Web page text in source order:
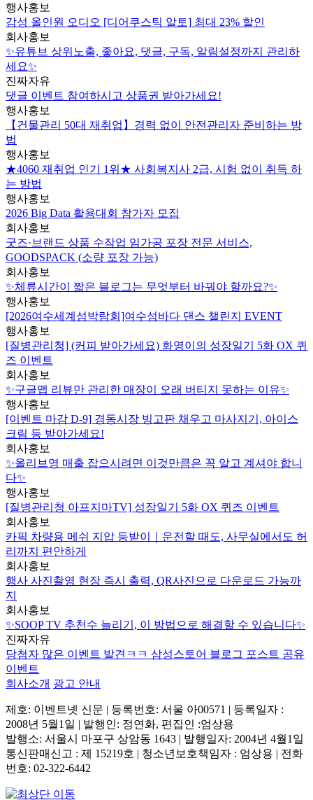
행사홍보
감성 올인원 오디오 [디어쿠스틱 알토] 최대 23% 할인
회사홍보
✨유튜브 상위노출, 좋아요, 댓글, 구독, 알림설정까지 관리하
세요✨
진짜자유
댓글 이벤트 참여하시고 상품권 받아가세요!
행사홍보
【건물관리 50대 재취업】경력 없이 안전관리자 준비하는 방
법
행사홍보
★4060 재취업 인기 1위★ 사회복지사 2급, 시험 없이 취득 하
는 방법
행사홍보
2026 Big Data 활용대회 참가자 모집
회사홍보
굿즈·브랜드 상품 수작업 임가공 포장 전문 서비스,
GOODSPACK (소량 포장 가능)
회사홍보
✨체류시간이 짧은 블로그는 무엇부터 바꿔야 할까요?✨
행사홍보
[2026여수세계섬박람회]여수섬바다 댄스 챌린지 EVENT
행사홍보
[질병관리청] (커피 받아가세요) 화영이의 성장일기 5화 OX 퀴
즈 이벤트
회사홍보
✨구글맵 리뷰만 관리한 매장이 오래 버티지 못하는 이유✨
행사홍보
[이벤트 마감 D-9] 경동시장 빙고판 채우고 마사지기, 아이스
크림 등 받아가세요!
회사홍보
✨올리브영 매출 잡으시려면 이것만큼은 꼭 알고 계셔야 합니
다✨
행사홍보
[질병관리청 아프지마TV] 성장일기 5화 OX 퀴즈 이벤트
회사홍보
카픽 차량용 메쉬 지압 등받이｜운전할 때도, 사무실에서도 허
리까지 편안하게
회사홍보
행사 사진촬영 현장 즉시 출력, QR사진으로 다운로드 가능까
지
회사홍보
✨SOOP TV 추천수 늘리기, 이 방법으로 해결할 수 있습니다✨
진짜자유
당첨자 많은 이벤트 발견ㅋㅋ 삼성스토어 블로그 포스트 공유
이벤트
회사소개 광고 안내
제호: 이벤트넷 신문 | 등록번호: 서울 아00571
등록일자 :
2008년 5월1일 | 발행인: 정연화, 편집인 :엄상용
발행소: 서울시 마포구 상암동 1643 | 발행일자: 2004년 4월1일
통신판매신고 : 제 15219호
청소년보호책임자 : 엄상용 | 전화
번호: 02-322-6442